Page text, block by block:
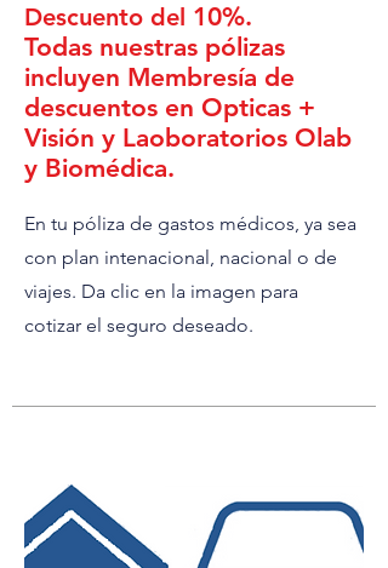
Descuento del 10%.
Todas nuestras pólizas
incluyen Membresía de
descuentos en Opticas +
Visión y Laoboratorios Olab
y Biomédica.
En tu póliza de gastos médicos, ya sea
con plan intenacional, nacional o de
viajes. Da clic en la imagen para
cotizar el seguro deseado.